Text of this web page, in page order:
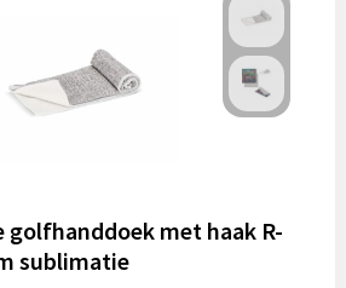
golfhanddoek met haak R-
sublimatie